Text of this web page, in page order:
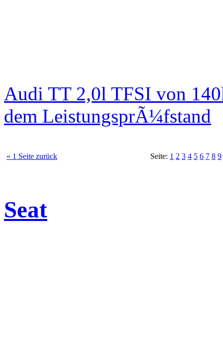
Audi TT 2,0l TFSI von
dem LeistungsprÃ¼fstand
« 1 Seite zurück Seite: 1 2 3 4 5 6 7 8 9
Seat